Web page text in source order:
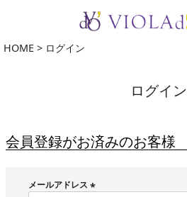
HOME ログイン
ログイン
会員登録がお済みのお客様
メールアドレス